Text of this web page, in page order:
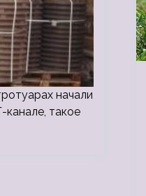
начали
канале, такое